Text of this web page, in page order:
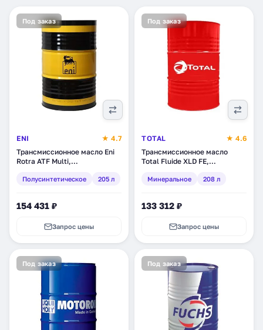
Под заказ
ENI
★ 4.7
Трансмиссионное масло Eni
Rotra ATF Multi,
(131010)
Полусинтетическое 205 л
154 431 ₽
Запрос цены
Под заказ
TOTAL
★ 4.6
Трансмиссионное масло
Total Fluide XLD FE,
(163822)
Минеральное 208 л
133 312 ₽
Запрос цены
Под заказ Под заказ